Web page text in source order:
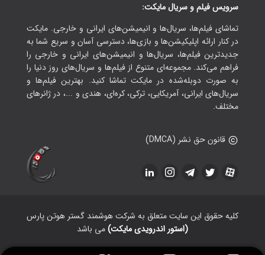
سرویس فیلم و سریال مایکت:
تماشای فیلم‌ها، سریال‌ها و انیمیشن‌های ایرانی و خارجی. مایکت
در کنار ارائه اپلیکیشن‌ها و بازی‌ها، دسترسی آسان و سریع شما به
جدیدترین فیلم‌ها، سریال‌ها و انیمیشن‌های ایرانی و خارجی را
فراهم می‌کند. مجموعه‌ای متنوع از فیلم‌ها و سریال‌های روز دنیا را
به صورت دوبله‌شده در مایکت تماشا کنید. بهترین فیلم‌ها و
سریال‌های ایرانی، آمریکایی، ترکی، کره‌ای، هندی و ...، در ژانرهای
مختلف.
قانون حق نشر (DMCA)
کلیه حقوق این سایت متعلق به شرکت هوشمند گستر هوتن پارس
(استور اندرویدی مایکت)می باشد